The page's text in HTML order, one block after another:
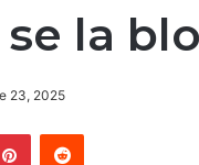
la
23, 2025